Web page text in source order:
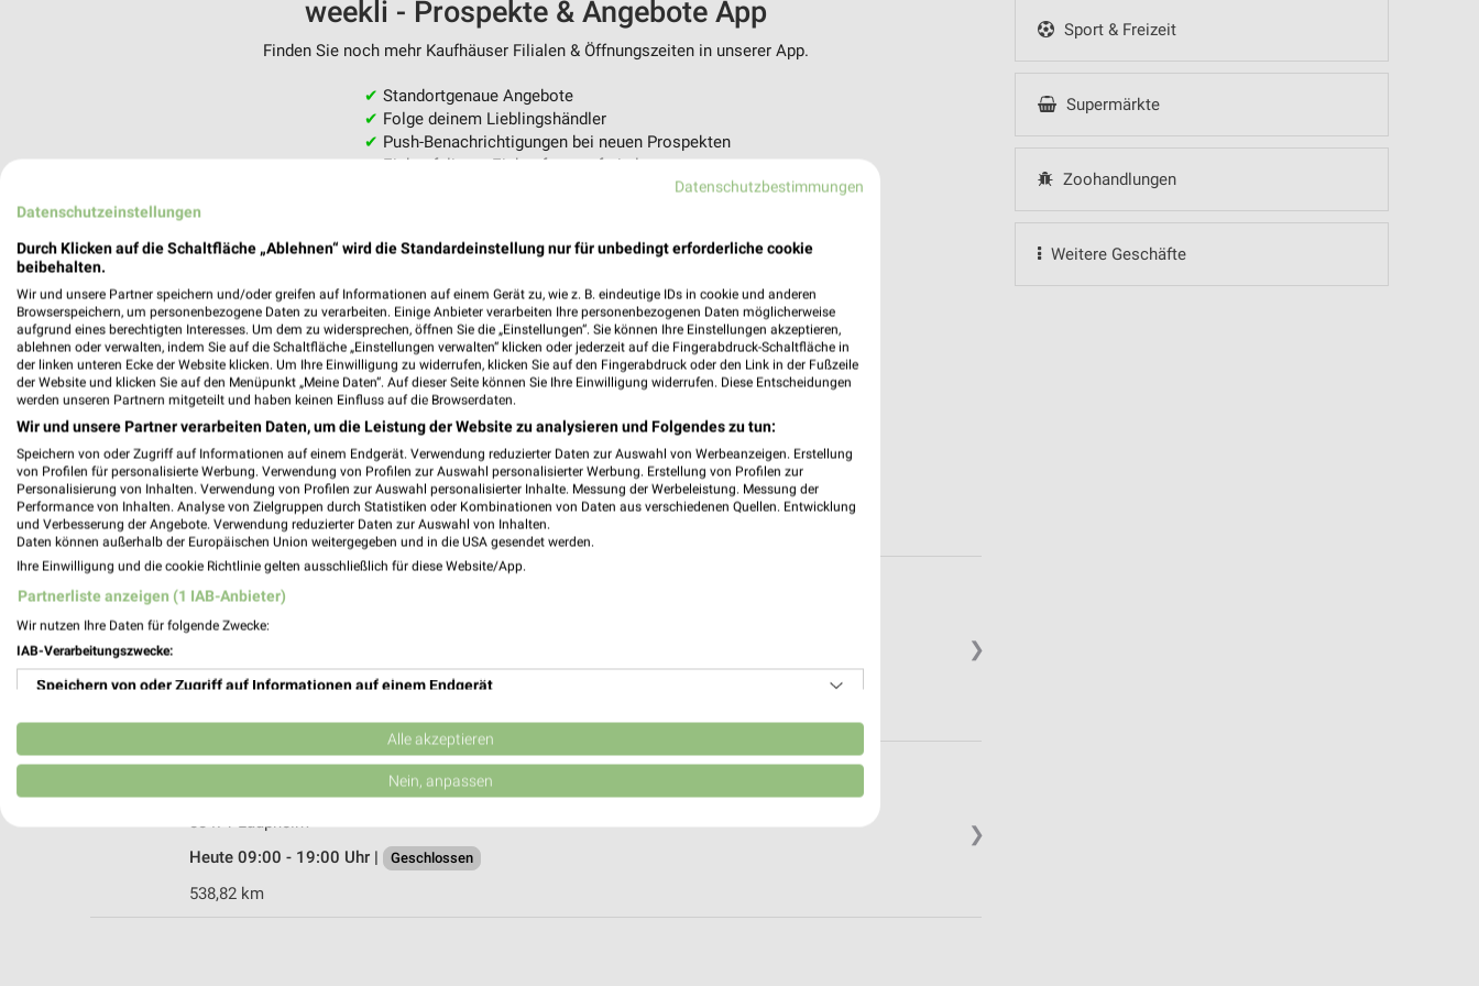
Sport & Freizeit
Supermärkte
Zoohandlungen
Weitere Geschäfte
weekli - Prospekte & Angebote App
Finden Sie noch mehr Kaufhäuser Filialen & Öffnungszeiten in unserer App.
✔ Standortgenaue Angebote
✔ Folge deinem Lieblingshändler
✔ Push-Benachrichtigungen bei neuen Prospekten
✔Einkaufsliste - Einkauf stressfrei planen
❯
Tchibo Partner mit Kaffee Bar Riedlingen
88499 Riedlingen
Heute 09:00 - 18:00 Uhr | Geschlossen
❯
Biberacher Straße 9
88471 Laupheim
Heute 09:00 - 19:00 Uhr |
Geschlossen
538,82 km
Datenschutzbestimmungen
Datenschutzeinstellungen
Durch Klicken auf die Schaltfläche „Ablehnen“ wird die Standardeinstellung nur für unbedingt erforderliche cookie
beibehalten.
Wir und unsere Partner speichern und/oder greifen auf Informationen auf einem Gerät zu, wie z. B. eindeutige IDs in cookie und anderen
Browserspeichern, um personenbezogene Daten zu verarbeiten. Einige Anbieter verarbeiten Ihre personenbezogenen Daten möglicherweise
aufgrund eines berechtigten Interesses. Um dem zu widersprechen, öffnen Sie die „Einstellungen“. Sie können Ihre Einstellungen akzeptieren,
ablehnen oder verwalten, indem Sie auf die Schaltfläche „Einstellungen verwalten“ klicken oder jederzeit auf die Fingerabdruck-Schaltfläche in
der linken unteren Ecke der Website klicken. Um Ihre Einwilligung zu widerrufen, klicken Sie auf den Fingerabdruck oder den Link in der Fußzeile
der Website und klicken Sie auf den Menüpunkt „Meine Daten“. Auf dieser Seite können Sie Ihre Einwilligung widerrufen. Diese Entscheidungen
werden unseren Partnern mitgeteilt und haben keinen Einfluss auf die Browserdaten.
Wir und unsere Partner verarbeiten Daten, um die Leistung der Website zu analysieren und Folgendes zu tun:
Speichern von oder Zugriff auf Informationen auf einem Endgerät. Verwendung reduzierter Daten zur Auswahl von Werbeanzeigen. Erstellung
von Profilen für personalisierte Werbung. Verwendung von Profilen zur Auswahl personalisierter Werbung. Erstellung von Profilen zur
Personalisierung von Inhalten. Verwendung von Profilen zur Auswahl personalisierter Inhalte. Messung der Werbeleistung. Messung der
Performance von Inhalten. Analyse von Zielgruppen durch Statistiken oder Kombinationen von Daten aus verschiedenen Quellen. Entwicklung
und Verbesserung der Angebote. Verwendung reduzierter Daten zur Auswahl von Inhalten.
Daten können außerhalb der Europäischen Union weitergegeben und in die USA gesendet werden.
Ihre Einwilligung und die cookie Richtlinie gelten ausschließlich für diese Website/App.
Partnerliste anzeigen (1 IAB-Anbieter)
Wir nutzen Ihre Daten für folgende Zwecke:
IAB-Verarbeitungszwecke:
Speichern von oder Zugriff auf Informationen auf einem Endgerät
Verwendung reduzierter Daten zur Auswahl von Werbeanzeigen
Erstellung von Profilen für personalisierte Werbung
Erstellung von Profilen zur Personalisierung von Inhalten
Alle akzeptieren
Nein, anpassen